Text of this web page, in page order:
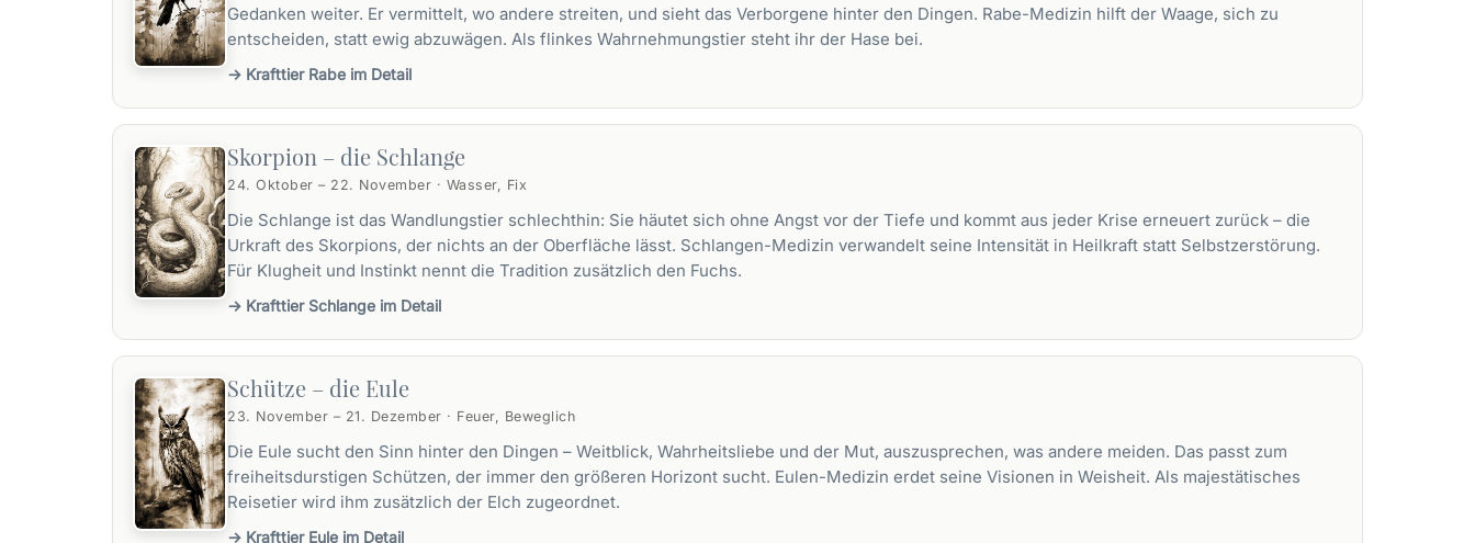
Gedanken weiter. Er vermittelt, wo andere streiten, und sieht das Verborgene hinter den Dingen. Rabe-Medizin hilft der Waage, sich zu
entscheiden, statt ewig abzuwägen. Als flinkes Wahrnehmungstier steht ihr der Hase bei.
→ Krafttier Rabe im Detail
Skorpion – die Schlange
24. Oktober – 22. November · Wasser, Fix
Die Schlange ist das Wandlungstier schlechthin: Sie häutet sich ohne Angst vor der Tiefe und kommt aus jeder Krise erneuert zurück – die
Urkraft des Skorpions, der nichts an der Oberfläche lässt. Schlangen-Medizin verwandelt seine Intensität in Heilkraft statt Selbstzerstörung.
Für Klugheit und Instinkt nennt die Tradition zusätzlich den Fuchs.
→ Krafttier Schlange im Detail
Schütze – die Eule
23. November – 21. Dezember · Feuer, Beweglich
Die Eule sucht den Sinn hinter den Dingen – Weitblick, Wahrheitsliebe und der Mut, auszusprechen, was andere meiden. Das passt zum
freiheitsdurstigen Schützen, der immer den größeren Horizont sucht. Eulen-Medizin erdet seine Visionen in Weisheit. Als majestätisches
Reisetier wird ihm zusätzlich der Elch zugeordnet.
→ Krafttier Eule im Detail